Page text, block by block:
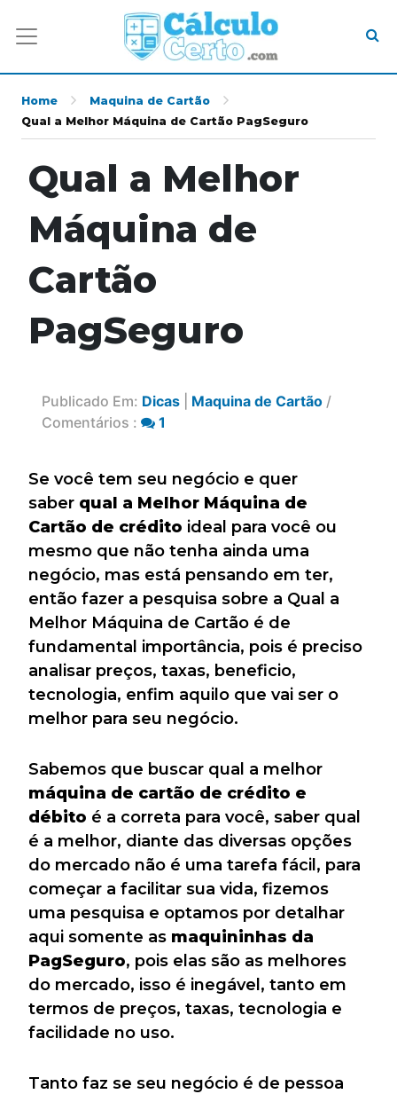
Home
Maquina de Cartão
Qual a Melhor Máquina de Cartão PagSeguro
Qual a Melhor
Máquina de
Cartão
PagSeguro
Publicado Em: Dicas Maquina de Cartão /
Comentários :
1
Se você tem seu negócio e quer
saber qual a Melhor Máquina de
Cartão de crédito ideal para você ou
mesmo que não tenha ainda uma
negócio, mas está pensando em ter,
então fazer a pesquisa sobre a Qual a
Melhor Máquina de Cartão é de
fundamental importância, pois é preciso
analisar preços, taxas, beneficio,
tecnologia, enfim aquilo que vai ser o
melhor para seu negócio.
Sabemos que buscar qual a melhor
máquina de cartão de crédito e
débito é a correta para você, saber qual
é a melhor, diante das diversas opções
do mercado não é uma tarefa fácil, para
começar a facilitar sua vida, fizemos
uma pesquisa e optamos por detalhar
aqui somente as maquininhas da
PagSeguro, pois elas são as melhores
do mercado, isso é inegável, tanto em
termos de preços, taxas, tecnologia e
facilidade no uso.
Tanto faz se seu negócio é de pessoa